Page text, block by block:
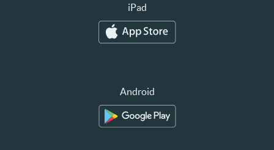
iPad
Android